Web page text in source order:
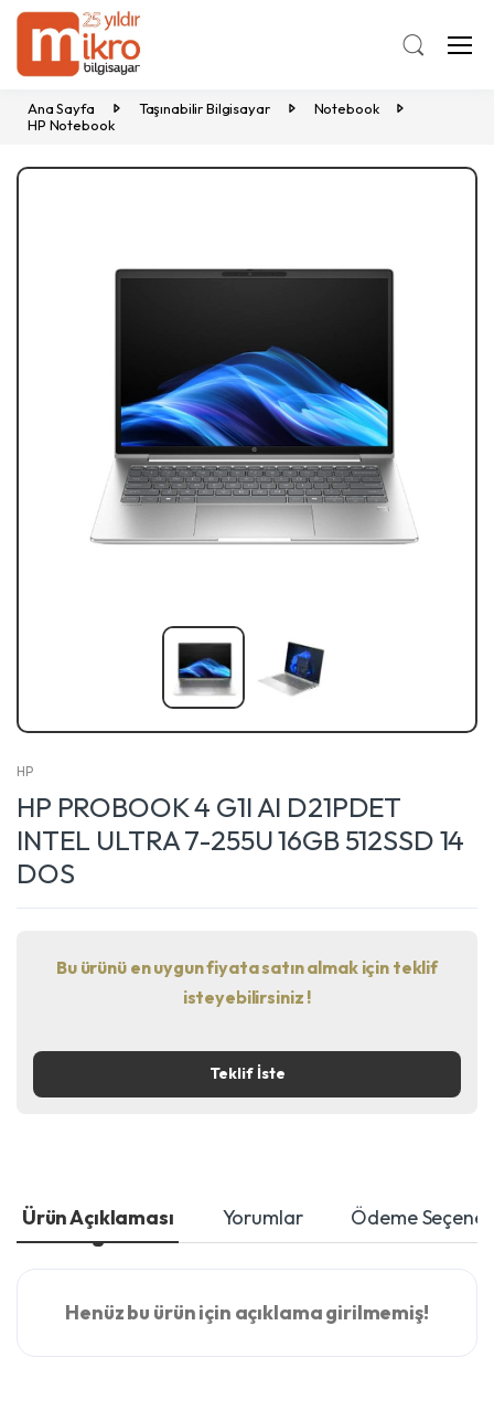
Ana Sayfa Taşınabilir Bilgisayar
Notebook
HP Notebook
Previous
HP
HP PROBOOK 4 G1I AI D21PDET
INTEL ULTRA 7-255U 16GB 512SSD 14
DOS
Bu ürünü en uygun fiyata satın almak için teklif
isteyebilirsiniz !
Teklif İste
Ürün Açıklaması Yorumlar Ödeme
Henüz bu ürün için açıklama girilmemiş!